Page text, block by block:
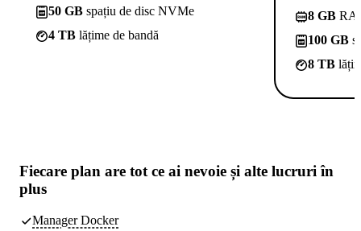
50 GB spațiu de disc NVMe
4 TB lățime de bandă
8 GB
100 GB
8 TB
Fiecare plan are tot ce ai nevoie și alte lucruri în
plus
Manager Docker